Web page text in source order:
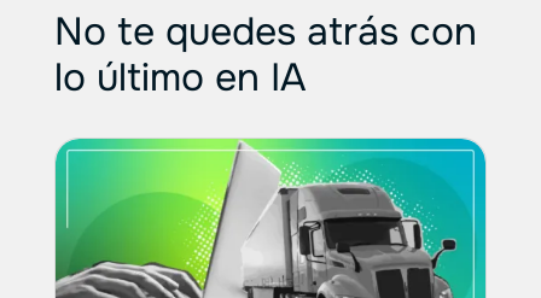
No te quedes atrás con
lo último en IA